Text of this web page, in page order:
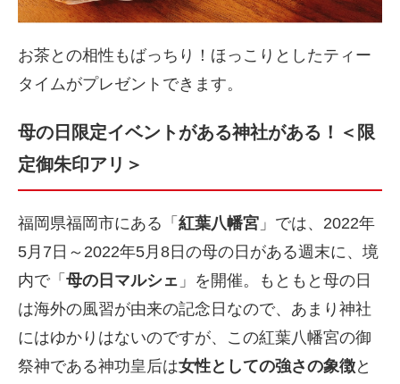
お茶との相性もばっちり！ほっこりとしたティー
タイムがプレゼントできます。
母の日限定イベントがある神社がある！＜限
定御朱印アリ＞
福岡県福岡市にある「 紅葉八幡宮 」では、2022年
5月7日～2022年5月8日の母の日がある週末に、境
内で「 母の日マルシェ 」を開催。もともと母の日
は海外の風習が由来の記念日なので、あまり神社
にはゆかりはないのですが、この紅葉八幡宮の御
祭神である神功皇后は女性としての強さの象徴と